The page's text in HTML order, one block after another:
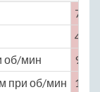
75 ×
4
об/мин
98 /
при об/мин
133